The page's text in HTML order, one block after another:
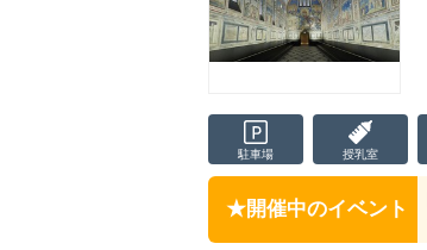
駐車場 授乳室
開催中のイベント